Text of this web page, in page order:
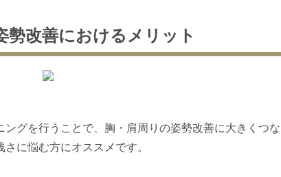
勢改善におけるメリット
グを行うことで、胸・肩周りの姿勢改善に大きくつな
に悩む方にオススメです。